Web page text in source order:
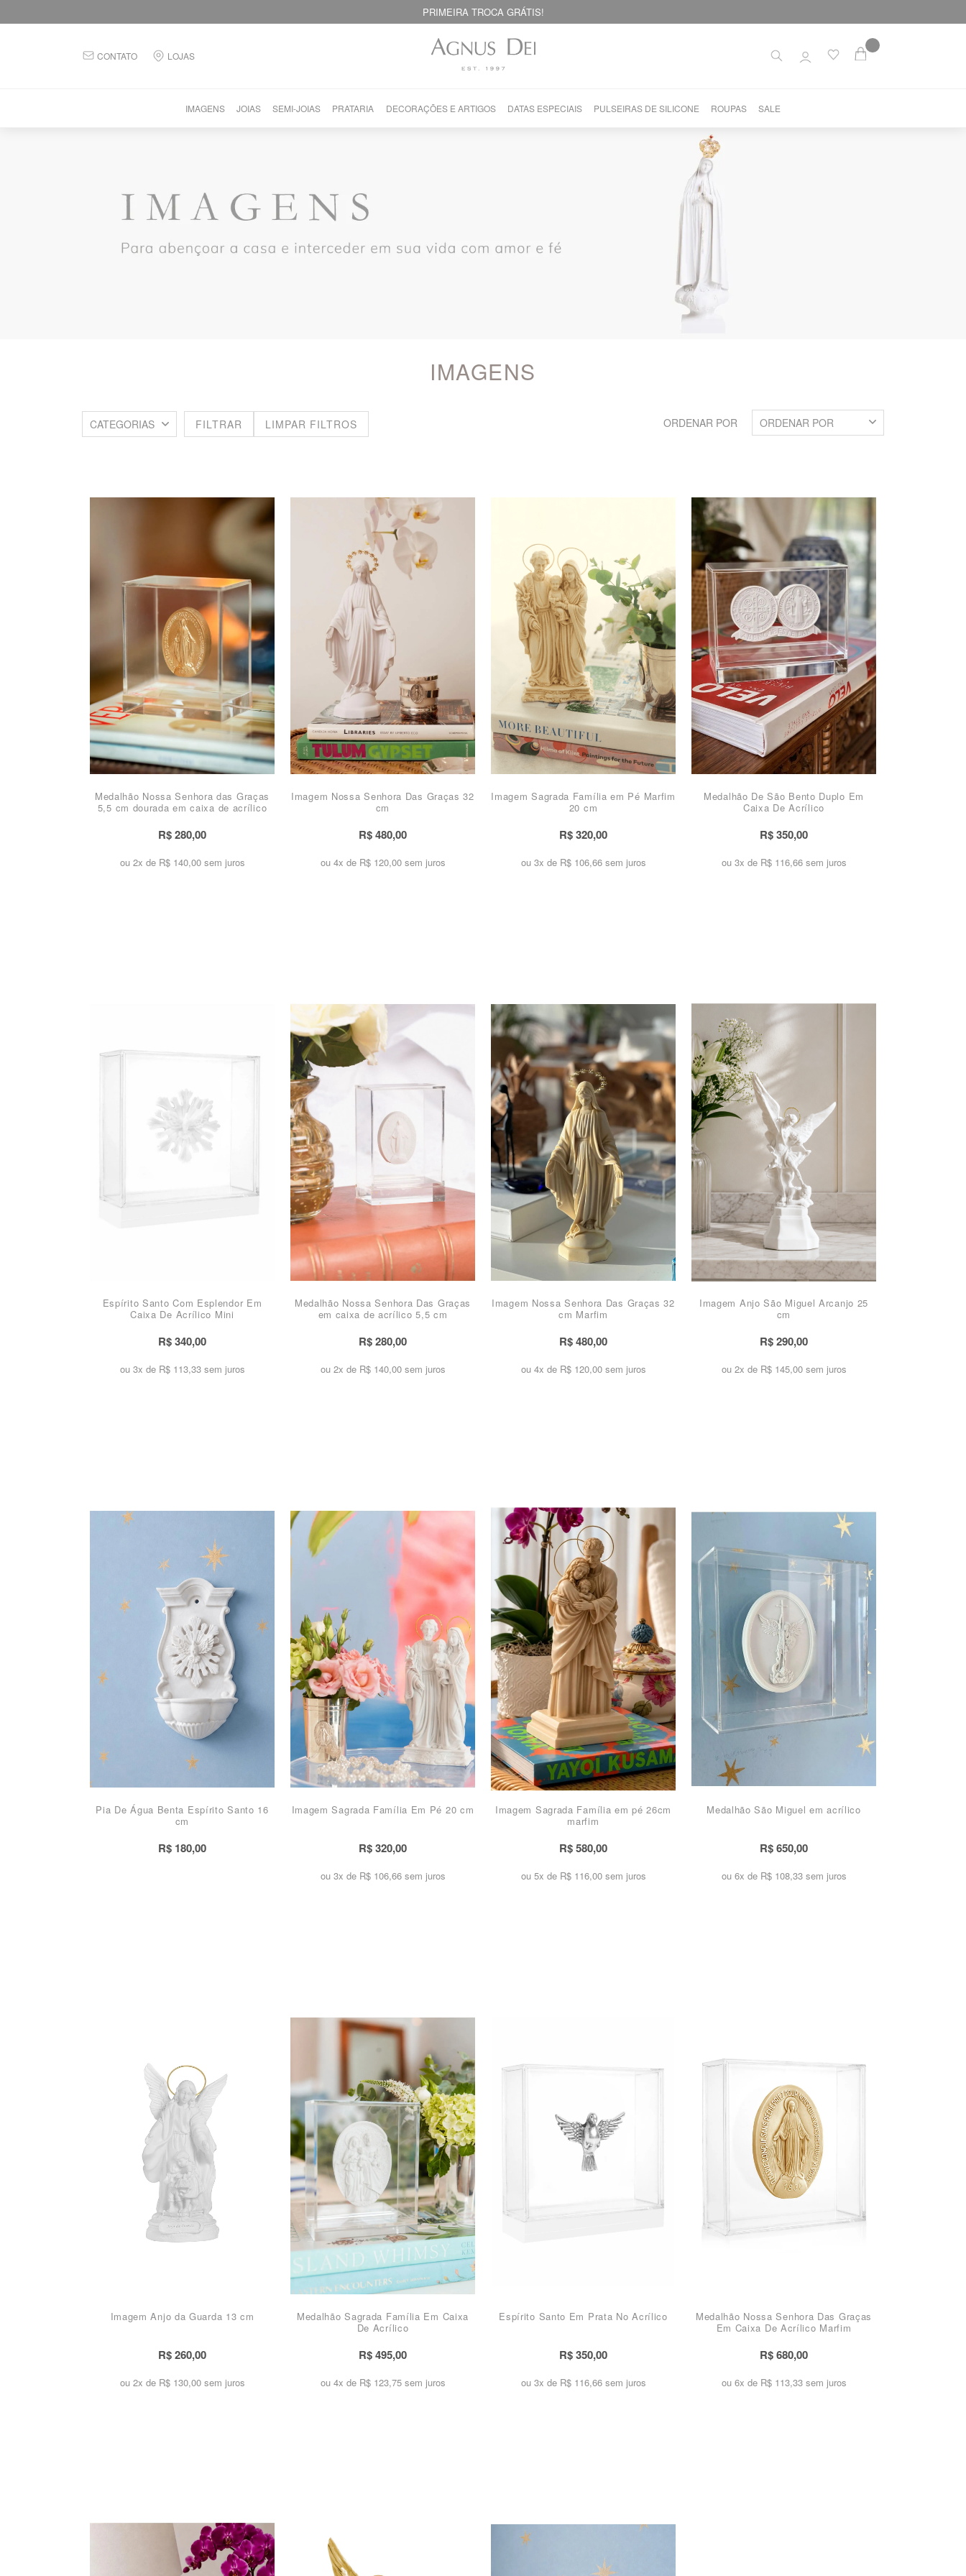
PRIMEIRA TROCA GRÁTIS!
CONTATO LOJAS
IMAGENS JOIAS SEMI-JOIAS PRATARIA DECORAÇÕES E ARTIGOS DATAS ESPECIAIS PULSEIRAS DE SILICONE ROUPAS SALE
IMAGENS
CATEGORIAS FILTRAR LIMPAR FILTROS ORDENAR POR
Medalhão Nossa Senhora das Graças
5,5 cm dourada em caixa de acrílico
R$ 280,00
ou 2x de R$ 140,00 sem juros
Imagem Nossa Senhora Das Graças 32
cm
R$ 480,00
ou 4x de R$ 120,00 sem juros
Imagem Sagrada Família em Pé Marfim
20 cm
R$ 320,00
ou 3x de R$ 106,66 sem juros
Medalhão De São Bento Duplo Em
Caixa De Acrílico
R$ 350,00
ou 3x de R$ 116,66 sem juros
Espírito Santo Com Esplendor Em
Caixa De Acrílico Mini
R$ 340,00
ou 3x de R$ 113,33 sem juros
Medalhão Nossa Senhora Das Graças
em caixa de acrílico 5,5 cm
R$ 280,00
ou 2x de R$ 140,00 sem juros
Imagem Nossa Senhora Das Graças 32
cm Marfim
R$ 480,00
ou 4x de R$ 120,00 sem juros
Imagem Anjo São Miguel Arcanjo 25
cm
R$ 290,00
ou 2x de R$ 145,00 sem juros
Pia De Água Benta Espírito Santo 16
cm
R$ 180,00
Imagem Sagrada Família Em Pé 20 cm
R$ 320,00
ou 3x de R$ 106,66 sem juros
Imagem Sagrada Família em pé 26cm
marfim
R$ 580,00
ou 5x de R$ 116,00 sem juros
Medalhão São Miguel em acrílico
R$ 650,00
ou 6x de R$ 108,33 sem juros
Imagem Anjo da Guarda 13 cm
R$ 260,00
ou 2x de R$ 130,00 sem juros
Medalhão Sagrada Família Em Caixa
De Acrílico
R$ 495,00
ou 4x de R$ 123,75 sem juros
Espírito Santo Em Prata No Acrílico
R$ 350,00
ou 3x de R$ 116,66 sem juros
Medalhão Nossa Senhora Das Graças
Em Caixa De Acrílico Marfim
R$ 680,00
ou 6x de R$ 113,33 sem juros